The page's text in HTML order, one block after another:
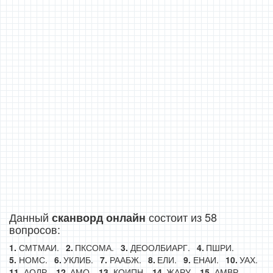
Данный сканворд онлайн состоит из 58
вопросов:
СМТМАИ. ПКСОМА. ДЕООЛБИАРГ.
ПШРИ.
НОМС.
УКЛИБ. РААБЖ. ЕЛИ. ЕНАИ.
УАХ.